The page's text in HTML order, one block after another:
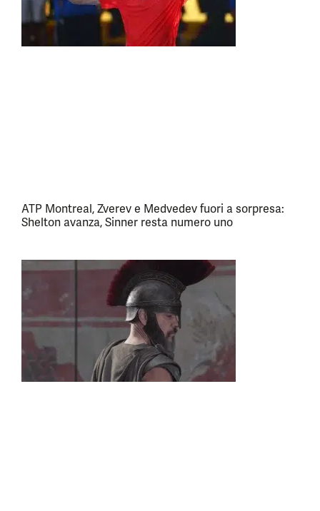
ATP Montreal, Zverev e Medvedev fuori a sorpresa:
Shelton avanza, Sinner resta numero uno